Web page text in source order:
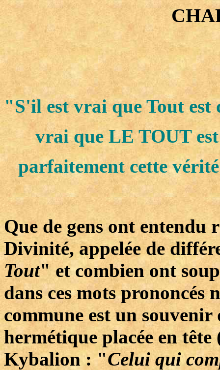
"S'il est vrai que Tout est
vrai que LE TOUT
parfaitement cette
Que de gens ont entendu
Divinité, appelée de
Tout" et combien ont
dans ces mots prononcés
commune est un
hermétique placée en
Kybalion : "Celui qui